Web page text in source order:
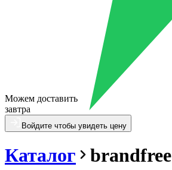
Можем доставить
завтра
Войдите чтобы увидеть цену
Каталог brandfree